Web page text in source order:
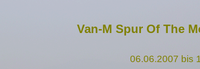
Van-M Spur Of The
06.06.2007 bis